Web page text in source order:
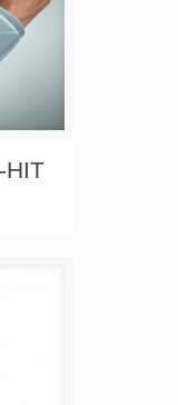
HIT